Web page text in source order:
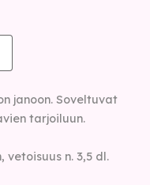
janoon. Soveltuvat
tarjoiluun.
vetoisuus n. 3,5 dl.